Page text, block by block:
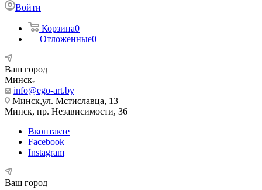
Войти
Корзина0
Отложенные0
Ваш город
Минск
info@ego-art.by
Минск,ул. Мстиславца, 13
Минск, пр. Независимости, 36
Вконтакте
Facebook
Instagram
Ваш город